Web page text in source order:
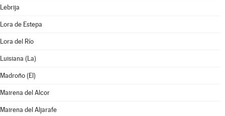
Lebrija
Lora de Estepa
Lora del Río
Luisiana (La)
Madroño (El)
Mairena del Alcor
Mairena del Aljarafe